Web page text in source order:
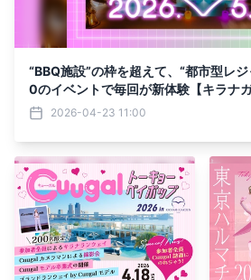
“BBQ施設”の枠を超えて、“都市型レ
0のイベントで毎回が新体験【キラナガ
2026-04-23 11:00